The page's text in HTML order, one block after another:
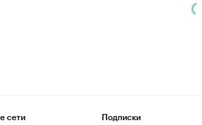
сети Подписки